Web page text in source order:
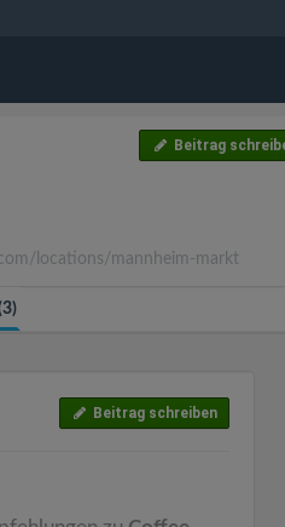
Beitrag
locations/mannheim-markt
Beitrag schreiben